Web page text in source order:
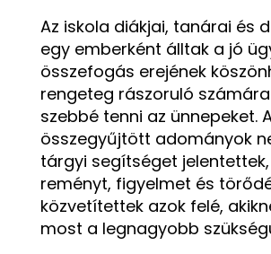
Az iskola diákjai, tanárai és
egy emberként álltak a jó
összefogás erejének
rengeteg rászoruló
szebbé tenni az ünnepeket.
összegyűjtött adományok
tárgyi segítséget
reményt, figyelmet és
közvetítettek azok felé,
most a legnagyobb